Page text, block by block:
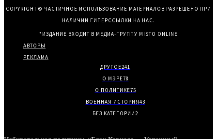
COPYRIGHT © ЧАСТИЧНОЕ ИСПОЛЬЗОВАНИЕ МАТЕРИАЛОВ РАЗРЕШЕНО ПРИ
НАЛИЧИИ ГИПЕРССЫЛКИ НА НАС.
*ИЗДАНИЕ ВХОДИТ В МЕДИА-ГРУППУ MISTO ONLINE
АВТОРЫ
РЕКЛАМА
ДРУГОЕ241
О МЭРЕ78
О ПОЛИТИКЕ75
ВОЕННАЯ ИСТОРИЯ43
БЕЗ КАТЕГОРИИ2